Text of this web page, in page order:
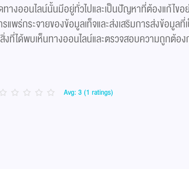
างออนไลน์นั้นมีอยู่ทั่วไปและเป็นปัญหาที่ต้องแก้ไขอ
แพร่กระจายของข้อมูลเท็จและส่งเสริมการส่งข้อมูลที่
งที่ได้พบเห็นทางออนไลน์และตรวจสอบความถูกต้อ
Avg: 3 (1 ratings)